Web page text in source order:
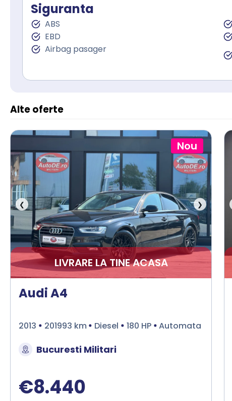
Siguranta
ABS
EBD
Airbag pasager
Alte oferte
Nou
❮ ❯
LIVRARE LA TINE ACASA
Audi A4
2013 201993 km Diesel 180 HP Automata
Bucuresti Militari
€8.440